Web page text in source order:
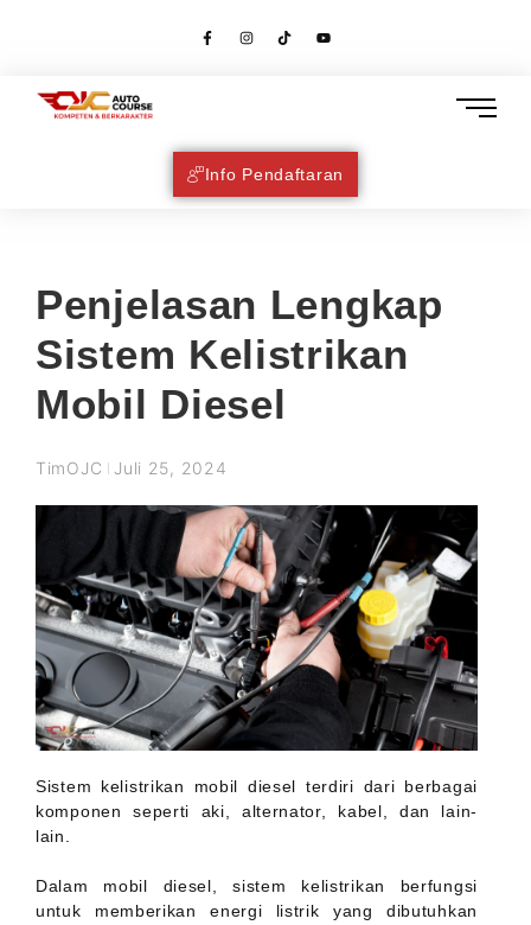
Info Pendaftaran
Penjelasan Lengkap
Sistem Kelistrikan
Mobil Diesel
TimOJC Juli 25, 2024
Sistem kelistrikan mobil diesel terdiri dari berbagai
komponen seperti aki, alternator, kabel, dan lain-
lain.
Dalam mobil diesel, sistem kelistrikan berfungsi
untuk memberikan energi listrik yang dibutuhkan